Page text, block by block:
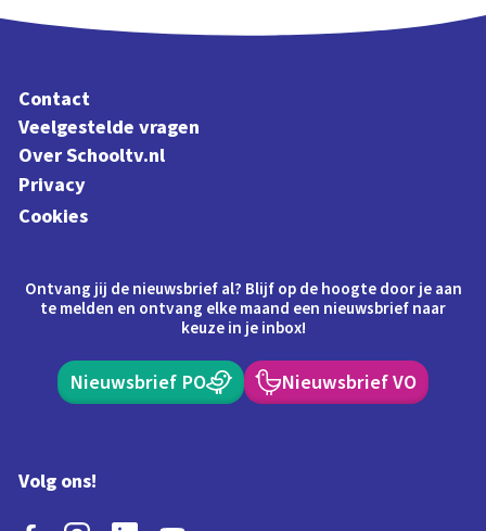
Contact
Veelgestelde vragen
Over Schooltv.nl
Privacy
Cookies
Ontvang jij de nieuwsbrief al? Blijf op de hoogte door je aan
te melden en ontvang elke maand een nieuwsbrief naar
keuze in je inbox!
Nieuwsbrief PO Nieuwsbrief VO
Volg ons!